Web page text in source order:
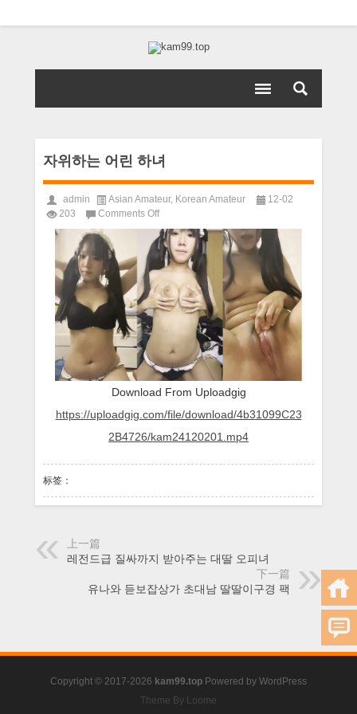
자위하는 어린 하녀
admin Asian Amateur, Korean Amateur
12-02
203
Comments Offon
자
위
하
는
어
린
하
녀
Download From Uploadgig
https://uploadgig.com/file/download/4b31099C23
2B4726/kam24120201.mp4
标签：
上一篇
레전드급 질싸까지 받아주는 대딸 오피녀
下一篇
유나와 듣보잡상가 초대남 딸딸이구경 팩
Copyright © 2017-2026 kam99.top Powered by WordPress
Theme By Loome